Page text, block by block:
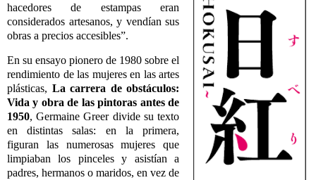
hacedores de estampas eran
considerados artesanos, y vendían sus
obras a precios accesibles”.
En su ensayo pionero de 1980 sobre el
rendimiento de las mujeres en las artes
plásticas, La carrera de obstáculos:
Vida y obra de las pintoras antes de
1950, Germaine Greer divide su texto
en distintas salas: en la primera,
figuran las numerosas mujeres que
limpiaban los pinceles y asistían a
padres, hermanos o maridos, en vez de